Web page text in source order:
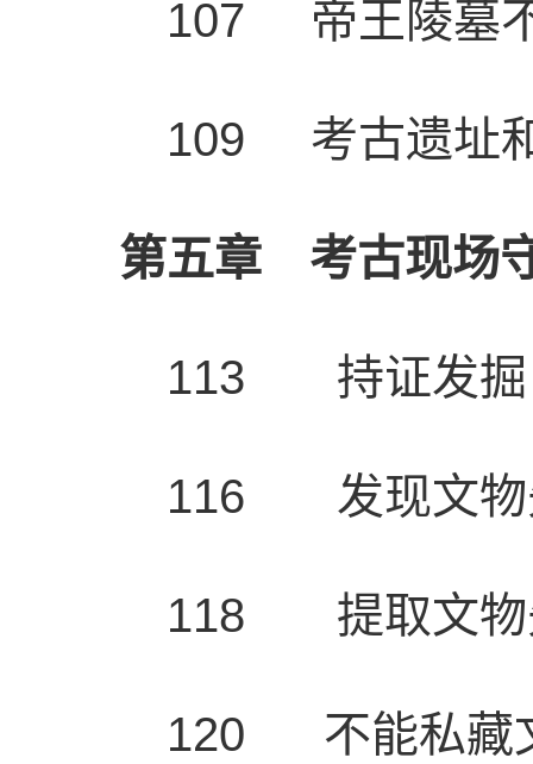
107 帝王陵墓
109 考古遗址
第五章 考古现场
113 持证发掘
116 发现文物
118 提取文物
120 不能私藏